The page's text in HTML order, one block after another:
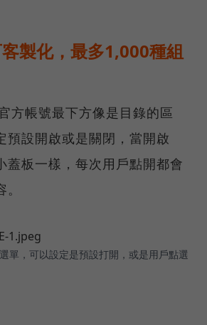
製化，最多1,000種組
方帳號最下方像是目錄的區
預設開啟或是關閉，當開啟
蓋板一樣，每次用戶點開都會
單，可以設定是預設打開，或是用戶點選